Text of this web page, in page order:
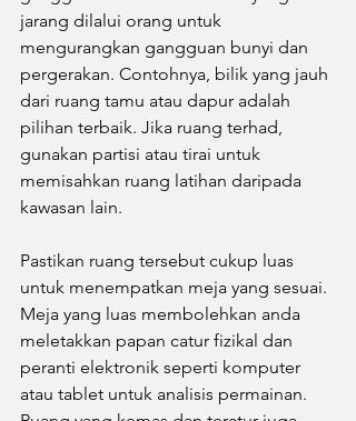
jarang dilalui orang untuk
mengurangkan gangguan bunyi dan
pergerakan. Contohnya, bilik yang jauh
dari ruang tamu atau dapur adalah
pilihan terbaik. Jika ruang terhad,
gunakan partisi atau tirai untuk
memisahkan ruang latihan daripada
kawasan lain.
Pastikan ruang tersebut cukup luas
untuk menempatkan meja yang sesuai.
Meja yang luas membolehkan anda
meletakkan papan catur fizikal dan
peranti elektronik seperti komputer
atau tablet untuk analisis permainan.